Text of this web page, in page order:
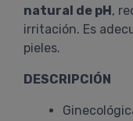
natural de pH,
irritación. Es
pieles.
DESCRIPCIÓN